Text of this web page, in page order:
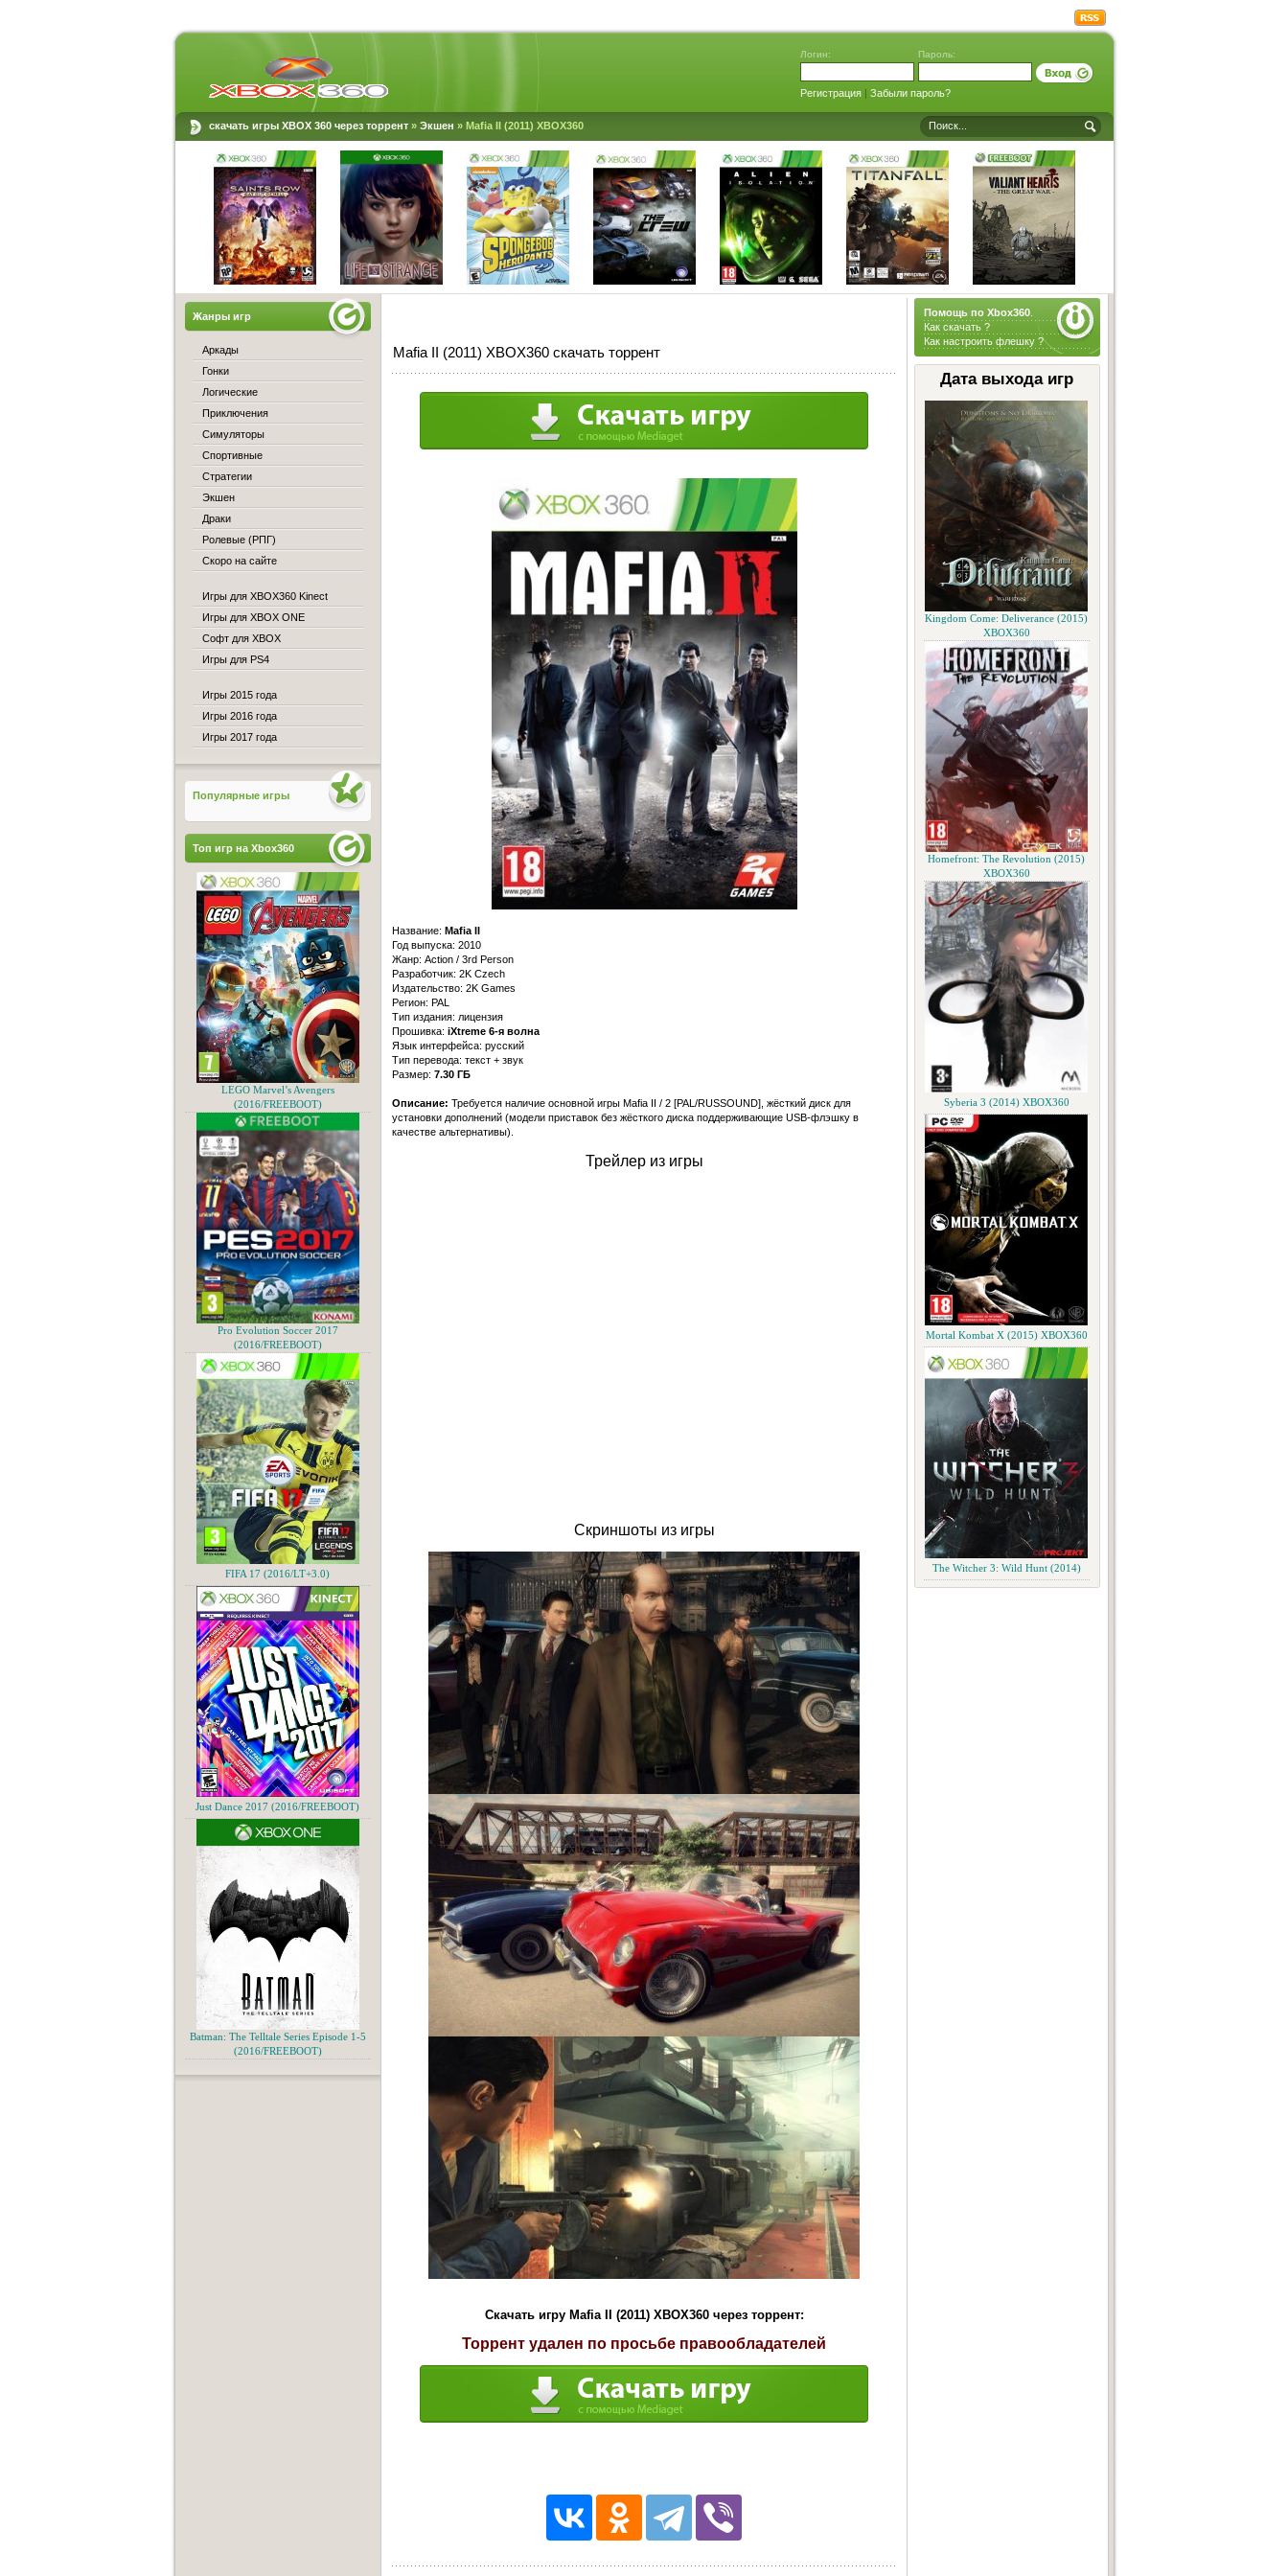
Логин: Пароль:
Регистрация| Забыли пароль?
скачать игры XBOX 360 через торрент» Экшен » Mafia II (2011) XBOX360
Помощь по Xbox360.
Как скачать ?
Как настроить флешку ?
Дата выхода игр
Kingdom Come: Deliverance (2015)
XBOX360
Homefront: The Revolution (2015)
XBOX360
Syberia 3 (2014) XBOX360
Mortal Kombat X (2015) XBOX360
The Witcher 3: Wild Hunt (2014)
Mafia II (2011) XBOX360 скачать торрент
Название: Mafia II
Год выпуска: 2010
Жанр: Action / 3rd Person
Разработчик: 2K Czech
Издательство: 2K Games
Регион: PAL
Тип издания: лицензия
Прошивка: iXtreme 6-я волна
Язык интерфейса: русский
Тип перевода: текст + звук
Размер: 7.30 ГБ
Описание: Требуется наличие основной игры Mafia II / 2 [PAL/RUSSOUND], жёсткий диск для
установки дополнений (модели приставок без жёсткого диска поддерживающие USB-флэшку в
качестве альтернативы).
Трейлер из игры
Скриншоты из игры
Скачать игру Mafia II (2011) XBOX360 через торрент:
Торрент удален по просьбе правообладателей
Жанры игр
Аркады
Гонки
Логические
Приключения
Симуляторы
Спортивные
Стратегии
Экшен
Драки
Ролевые (РПГ)
Скоро на сайте
Игры для XBOX360 Kinect
Игры для XBOX ONE
Софт для XBOX
Игры для PS4
Игры 2015 года
Игры 2016 года
Игры 2017 года
Популярные игры
Топ игр на Xbox360
LEGO Marvel’s Avengers
(2016/FREEBOOT)
Pro Evolution Soccer 2017
(2016/FREEBOOT)
FIFA 17 (2016/LT+3.0)
Just Dance 2017 (2016/FREEBOOT)
Batman: The Telltale Series Episode 1-5
(2016/FREEBOOT)